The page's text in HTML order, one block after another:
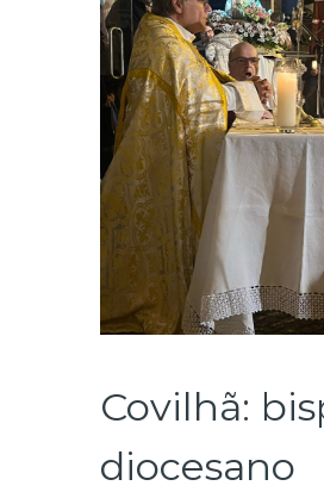
MULTIMÉDIA
SENTIR COM A
CONTACTOS
Covilhã:
diocesano